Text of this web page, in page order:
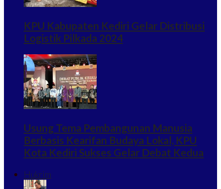
KPU Kabupaten Kediri Gelar Distribusi
Logistik Pilkada 2024
Usung Tema Pembangunan Manusia
Berbasis Kearifan Budaya Lokal, KPU
Kota Kediri Sukses Gelar Debat Kedua
Hukrim